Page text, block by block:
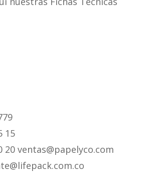
15
20 ventas@papelyco.com